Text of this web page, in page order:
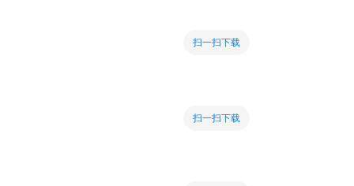
扫一扫下载
扫一扫下载